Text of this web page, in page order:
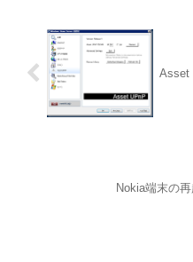
Asset
Nokia端末の